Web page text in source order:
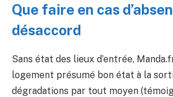
Que faire en cas
désaccord
Sans état des lieux d’entrée,
logement présumé bon état à la
dégradations par tout moyen